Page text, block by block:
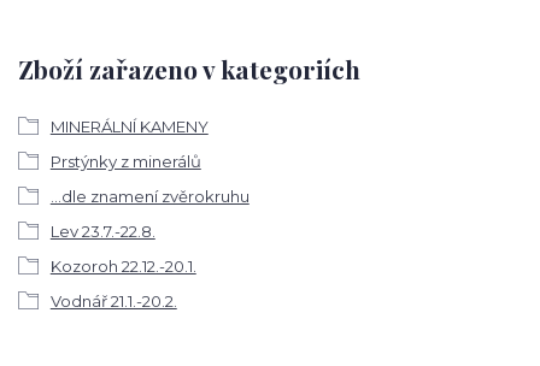
Zboží zařazeno v kategoriích
MINERÁLNÍ KAMENY
Prstýnky z minerálů
...dle znamení zvěrokruhu
Lev 23.7.-22.8.
Kozoroh 22.12.-20.1.
Vodnář 21.1.-20.2.